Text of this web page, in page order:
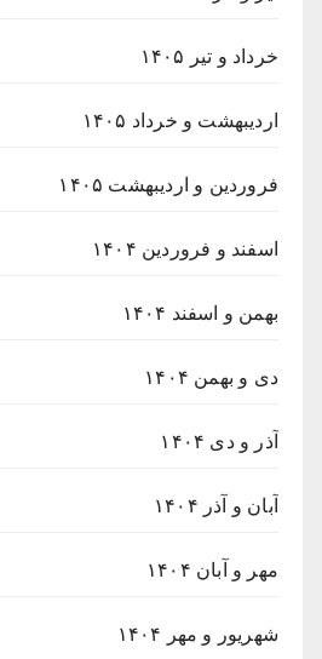
خرداد و تیر ۱۴۰۵
اردیبهشت و خرداد ۱۴۰۵
فروردین و اردیبهشت ۱۴۰۵
اسفند و فروردین ۱۴۰۴
بهمن و اسفند ۱۴۰۴
دی و بهمن ۱۴۰۴
آذر و دی ۱۴۰۴
آبان و آذر ۱۴۰۴
مهر و آبان ۱۴۰۴
شهریور و مهر ۱۴۰۴